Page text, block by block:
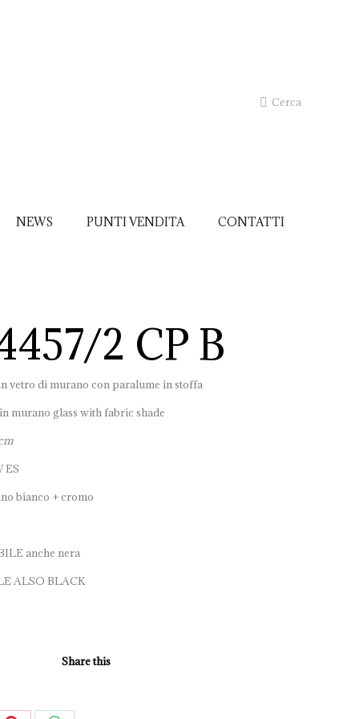
Cerca
NEWS PUNTI VENDITA CONTATTI
2 CP B
vetro di murano con paralume in stoffa
murano glass with fabric shade
ES
bianco + cromo
anche nera
ALSO BLACK
Share this